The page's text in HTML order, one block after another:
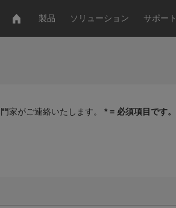
製品 ソリューション サポート
家がご連絡いたします。 * = 必須項目です。